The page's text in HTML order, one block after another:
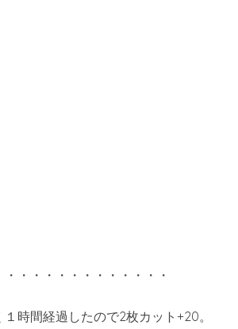
・・・・・・・・・・・・・
時間経過したので2枚カット+20。